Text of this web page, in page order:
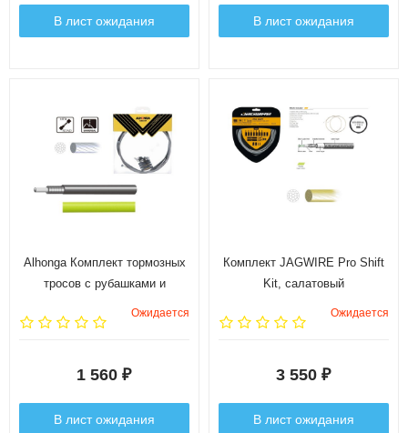
В лист ожидания В лист ожидания
Alhonga Комплект тормозных
тросов с рубашками и
защитными насадками:
Ожидается
1 560 ₽
В лист ожидания
Комплект JAGWIRE Pro Shift
Kit, салатовый
Ожидается
3 550 ₽
В лист ожидания